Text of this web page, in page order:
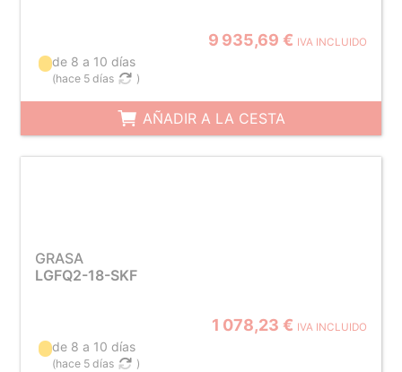
9 935,69 € IVA INCLUIDO
de 8 a 10 días
(hace 5 días )
AÑADIR A LA CESTA
GRASA
LGFQ2-18-SKF
1 078,23 € IVA INCLUIDO
de 8 a 10 días
(hace 5 días )